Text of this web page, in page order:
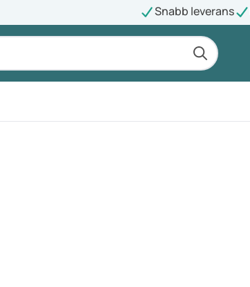
Snabb leverans